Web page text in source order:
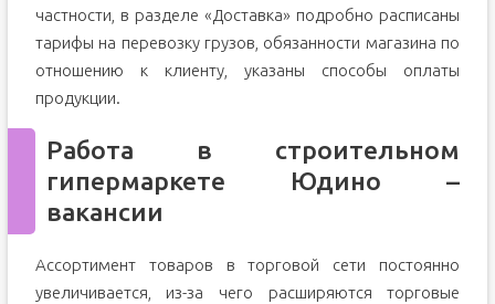
частности, в разделе «Доставка» подробно расписаны
тарифы на перевозку грузов, обязанности магазина по
отношению к клиенту, указаны способы оплаты
продукции.
Работа в строительном
гипермаркете Юдино –
вакансии
Ассортимент товаров в торговой сети постоянно
увеличивается, из-за чего расширяются торговые